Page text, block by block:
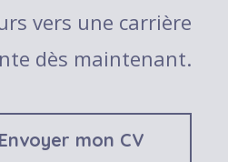
vers une carrière
dès maintenant.
Envoyer mon CV